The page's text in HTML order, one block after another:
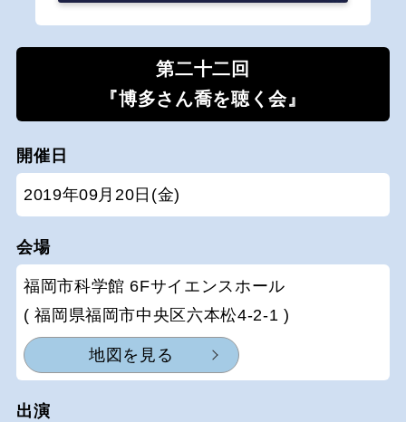
第二十二回
『博多さん喬を聴く会』
開催日
2019年09月20日(金)
会場
福岡市科学館 6Fサイエンスホール
( 福岡県福岡市中央区六本松4-2-1 )
地図を見る
出演